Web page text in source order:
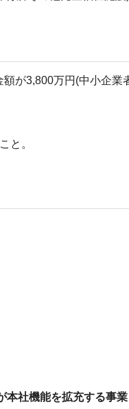
が3,800万円(中小企業
と。
本社機能を拡充する事業